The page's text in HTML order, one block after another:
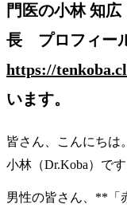
門医の小林 知
長 プロフィー
https://
います。
皆さん、こんにちは
小林（Dr.Koba）です
男性の皆さん、**「